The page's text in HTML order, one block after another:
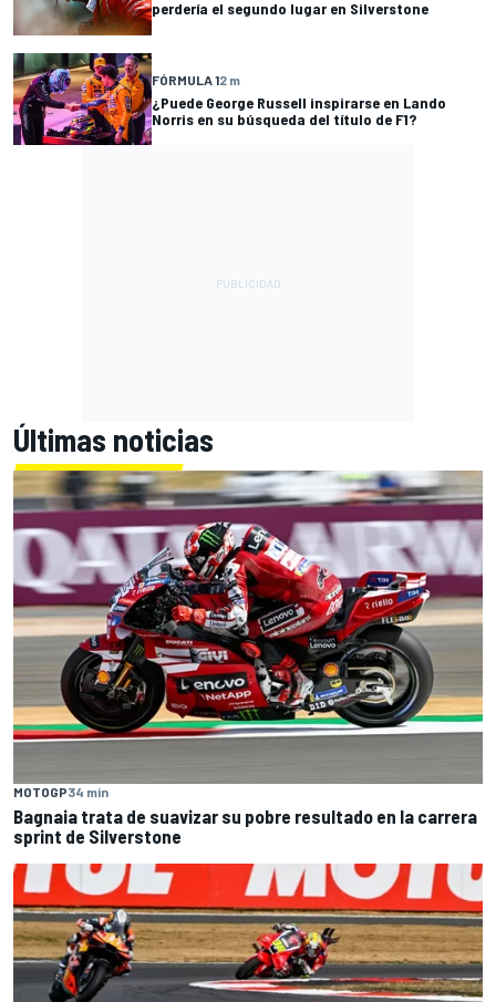
perdería el segundo lugar en Silverstone
FÓRMULA 12 m
¿Puede George Russell inspirarse en Lando
Norris en su búsqueda del título de F1?
Últimas noticias
MOTOGP34 min
Bagnaia trata de suavizar su pobre resultado en la carrera
sprint de Silverstone